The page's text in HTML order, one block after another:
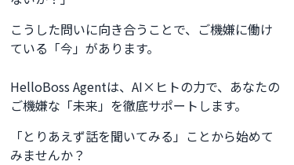
こうした問いに向き合うことで、ご機嫌に働け
ている「今」があります。
HelloBoss Agentは、AI×ヒトの力で、あなたの
ご機嫌な「未来」を徹底サポートします。
「とりあえず話を聞いてみる」ことから始めて
みませんか？